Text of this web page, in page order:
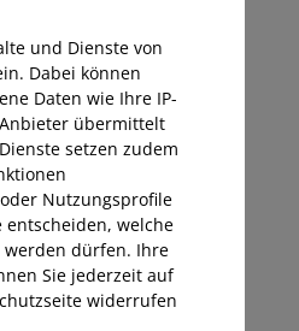
und Dienste von
Dabei können
Daten wie Ihre IP-
übermittelt
setzen zudem
Nutzungsprofile
entscheiden, welche
werden dürfen. Ihre
Sie jederzeit auf
widerrufen